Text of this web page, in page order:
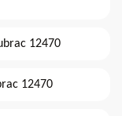
12470
12470